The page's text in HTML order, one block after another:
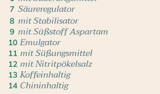
7 Säureregulator
8 mit Stabilisator
9 mit Süßstoff Aspartam
10 Emulgator
11 mit Süßungsmittel
12 mit Nitritpökelsalz
13 Koffeinhaltig
14 Chininhaltig